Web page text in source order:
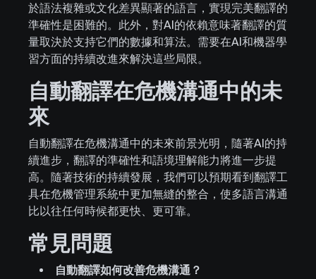
於語法複雜或文化差異顯著的語言，實現完美翻譯的
準確性是困難的。此外，對AI的依賴意味著翻譯的質
量取決於支持它們的數據和算法。需要在AI和機器學
習方面的持續改進來解決這些局限。
自動翻譯在危機溝通中的未
來
自動翻譯在危機溝通中的未來前景光明，隨著AI的持
續進步，翻譯的準確性和語境理解能力將進一步提
高。隨著技術的持續發展，我們可以預期看到翻譯工
具在危機管理系統中更加無縫的整合，使多語言溝通
比以往任何時候都更快、更可靠。
常見問題
自動翻譯如何改善危機溝通？